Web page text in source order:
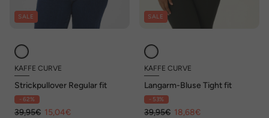
SALE
KAFFE CURVE
Strickpullover Regular fit
- 62%
39,95€ 15,04€
SALE
KAFFE CURVE
Langarm-Bluse Tight fit
- 53%
39,95€ 18,68€